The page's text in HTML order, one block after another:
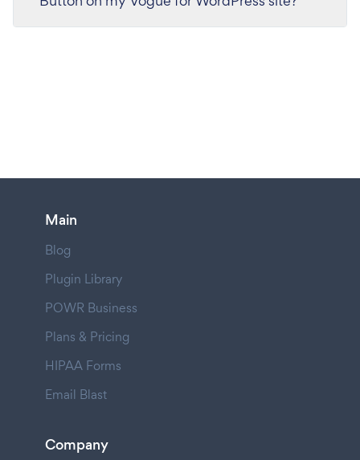
Main
Blog
Plugin Library
POWR Business
Plans & Pricing
HIPAA Forms
Email Blast
Company